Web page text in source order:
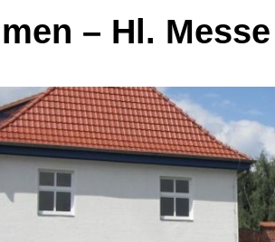
– Hl. Messe